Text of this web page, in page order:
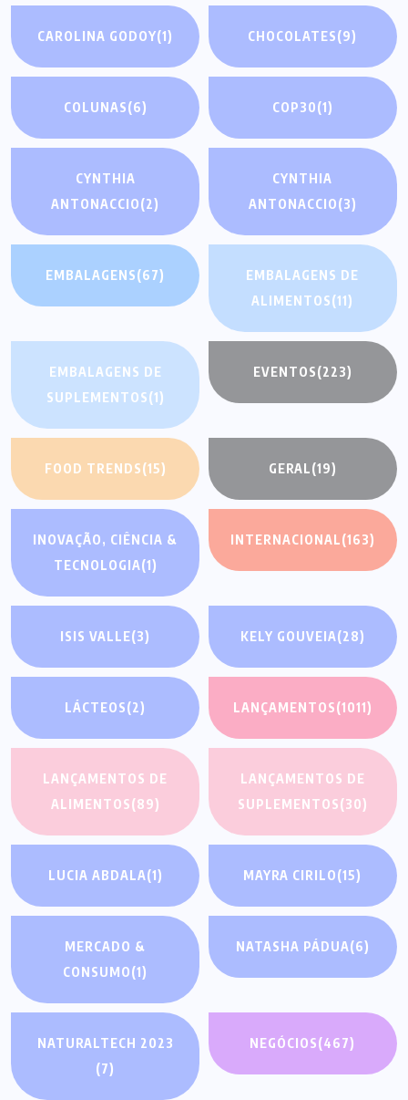
CAROLINA GODOY(1) CHOCOLATES(9)
COLUNAS(6) COP30(1)
CYNTHIA
ANTONACCIO(2)
CYNTHIA
ANTONACCIO(3)
EMBALAGENS(67)
EMBALAGENS DE
ALIMENTOS(11)
EMBALAGENS DE
SUPLEMENTOS(1)
EVENTOS(223)
FOOD TRENDS(15) GERAL(19)
INOVAÇÃO, CIÊNCIA &
TECNOLOGIA(1)
INTERNACIONAL(163)
ISIS VALLE(3) KELY GOUVEIA(28)
LÁCTEOS(2) LANÇAMENTOS(1011)
LANÇAMENTOS DE
ALIMENTOS(89)
LANÇAMENTOS DE
SUPLEMENTOS(30)
LUCIA ABDALA(1) MAYRA CIRILO(15)
MERCADO &
CONSUMO(1)
NATASHA PÁDUA(6)
NATURALTECH 2023
(7)
NEGÓCIOS(467)